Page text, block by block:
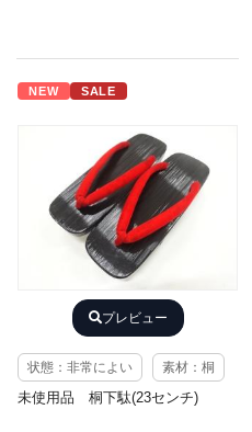
NEW SALE
プレビュー
状態：非常によい 素材：桐
未使用品 桐下駄(23センチ)